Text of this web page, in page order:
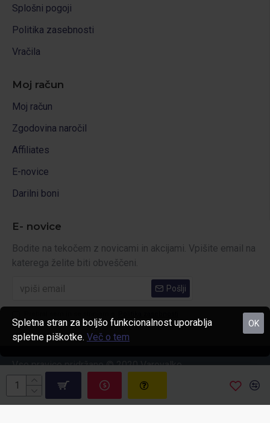
Splošni pogoji
Politika zasebnosti
Vračila
Moj račun
Moj račun
Zgodovina naročil
Affiliates
E-novice
Darilni boni
E- novice
Bodite na tekočem z novicami in akcijami. Vpišite email na
katerega želite biti obveščeni.
Pošlji
Vse pravice pridržane © 2020 Varovalko
OK
Spletna stran za boljšo funkcionalnost uporablja
spletne piškotke. Več o tem